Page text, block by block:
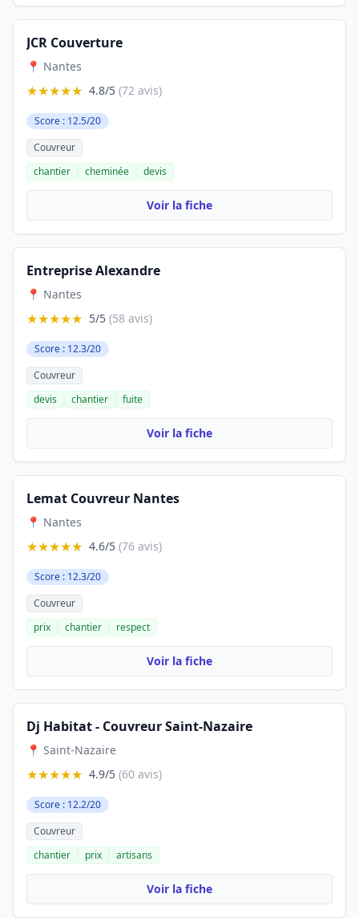
JCR Couverture
📍 Nantes
★★★★★ 4.8/5 (72 avis)
Score : 12.5/20
Couvreur
chantier
cheminée devis
Voir la fiche
Entreprise Alexandre
📍 Nantes
★★★★★ 5/5 (58 avis)
Score : 12.3/20
Couvreur
devis
chantier fuite
Voir la fiche
Lemat Couvreur Nantes
📍 Nantes
★★★★★ 4.6/5 (76 avis)
Score : 12.3/20
Couvreur
prix
chantier respect
Voir la fiche
Dj Habitat - Couvreur Saint-Nazaire
📍 Saint-Nazaire
★★★★★ 4.9/5 (60 avis)
Score : 12.2/20
Couvreur
chantier
prix artisans
Voir la fiche